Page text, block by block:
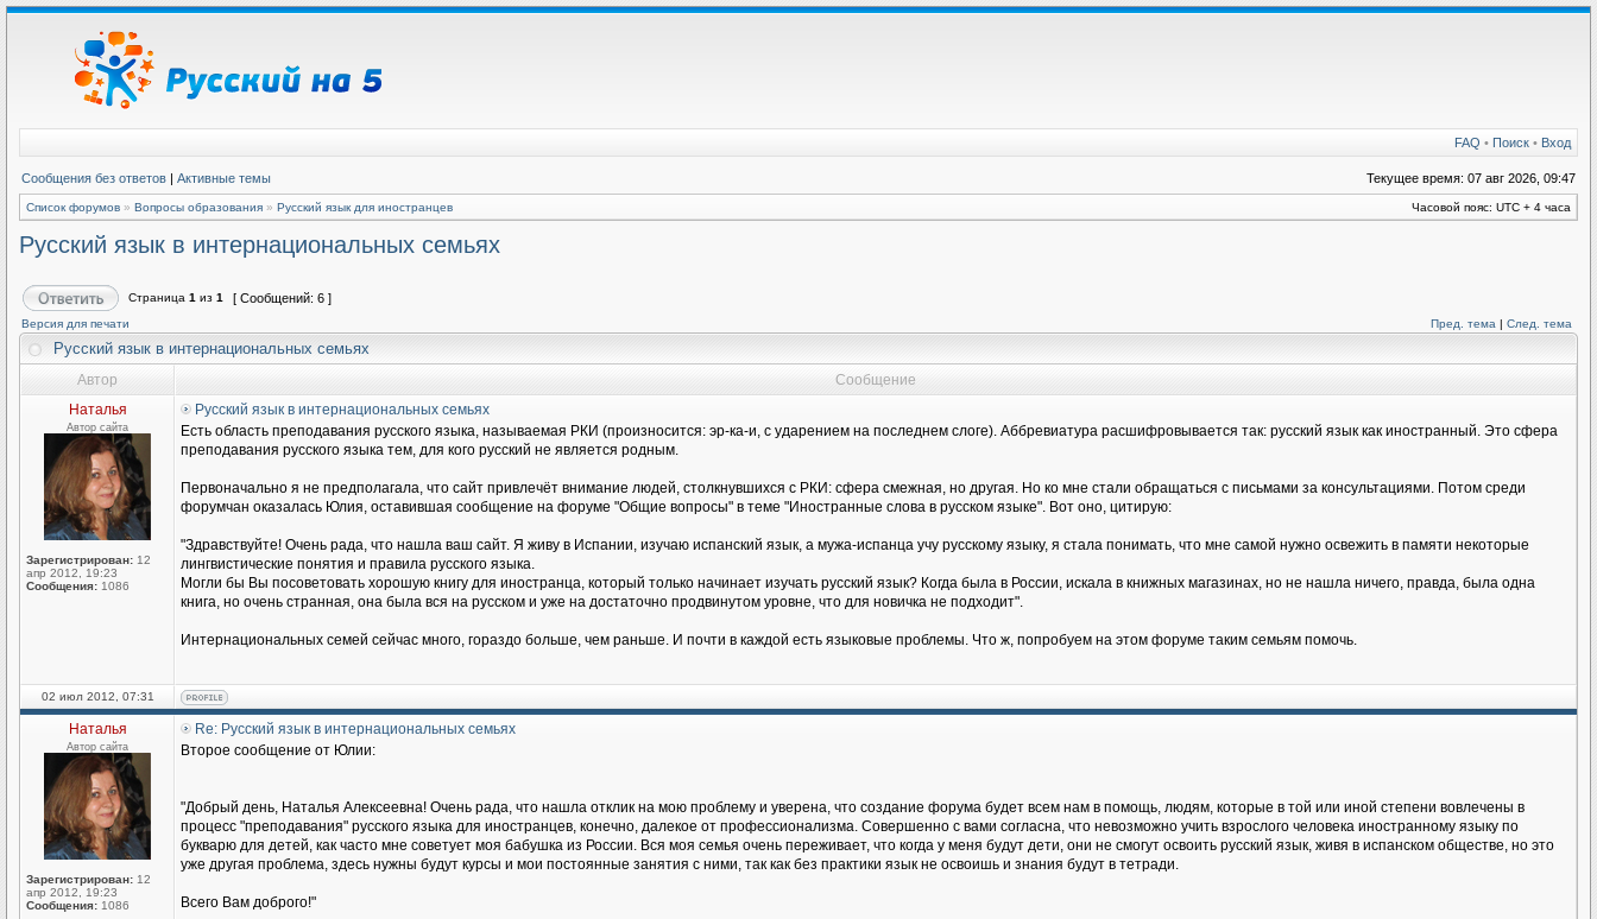
FAQ • Поиск • Вход
Сообщения без ответов | Активные темы Текущее время: 07 авг 2026, 09:47
Список форумов » Вопросы образования » Русский язык для иностранцев Часовой пояс: UTC + 4 часа
Русский язык в интернациональных семьях
Страница 1 из 1 [ Сообщений: 6 ]
Версия для печати Пред. тема | След. тема
Русский язык в интернациональных семьях
Автор
Сообщение
Наталья
Автор сайта
Зарегистрирован: 12
апр 2012, 19:23
Сообщения: 1086
Русский язык в интернациональных семьях
Есть область преподавания русского языка, называемая РКИ (произносится: эр-ка-и, с ударением на последнем слоге). Аббревиатура расшифровывается так: русский язык как иностранный. Это сфера
преподавания русского языка тем, для кого русский не является родным.
Первоначально я не предполагала, что сайт привлечёт внимание людей, столкнувшихся с РКИ: сфера смежная, но другая. Но ко мне стали обращаться с письмами за консультациями. Потом среди
форумчан оказалась Юлия, оставившая сообщение на форуме "Общие вопросы" в теме "Иностранные слова в русском языке". Вот оно, цитирую:
"Здравствуйте! Очень рада, что нашла ваш сайт. Я живу в Испании, изучаю испанский язык, а мужа-испанца учу русскому языку, я стала понимать, что мне самой нужно освежить в памяти некоторые
лингвистические понятия и правила русского языка.
Могли бы Вы посоветовать хорошую книгу для иностранца, который только начинает изучать русский язык? Когда была в России, искала в книжных магазинах, но не нашла ничего, правда, была одна
книга, но очень странная, она была вся на русском и уже на достаточно продвинутом уровне, что для новичка не подходит".
Интернациональных семей сейчас много, гораздо больше, чем раньше. И почти в каждой есть языковые проблемы. Что ж, попробуем на этом форуме таким семьям помочь.
02 июл 2012, 07:31
Наталья
Автор сайта
Зарегистрирован: 12
апр 2012, 19:23
Сообщения: 1086
Re: Русский язык в интернациональных семьях
Второе сообщение от Юлии:
"Добрый день, Наталья Алексеевна! Очень рада, что нашла отклик на мою проблему и уверена, что создание форума будет всем нам в помощь, людям, которые в той или иной степени вовлечены в
процесс "преподавания" русского языка для иностранцев, конечно, далекое от профессионализма. Совершенно с вами согласна, что невозможно учить взрослого человека иностранному языку по
букварю для детей, как часто мне советует моя бабушка из России. Вся моя семья очень переживает, что когда у меня будут дети, они не смогут освоить русский язык, живя в испанском обществе, но это
уже другая проблема, здесь нужны будут курсы и мои постоянные занятия с ними, так как без практики язык не освоишь и знания будут в тетради.
Всего Вам доброго!"